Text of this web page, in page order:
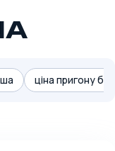
ціна пригону